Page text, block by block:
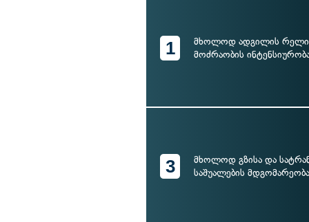
1
მხოლოდ ადგილის
მოძრაობის
3
მხოლოდ გზისა და
საშუალების მდგომარეობა